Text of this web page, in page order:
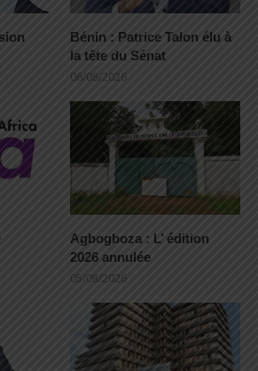
Bénin : Patrice Talon élu à
la tête du Sénat
06/08/2026
Agbogboza : L’ édition
2026 annulée
05/08/2026